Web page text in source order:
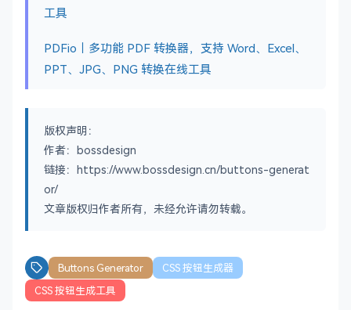
工具
PDFio｜多功能 PDF 转换器，支持 Word、Excel、
PPT、JPG、PNG 转换在线工具
版权声明：
作者：bossdesign
链接：https://www.bossdesign.cn/buttons-generat
or/
文章版权归作者所有，未经允许请勿转载。
Buttons Generator
CSS 按钮生成器
CSS 按钮生成工具